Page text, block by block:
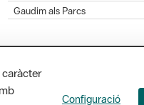
Gaudim als Parcs
Configuració